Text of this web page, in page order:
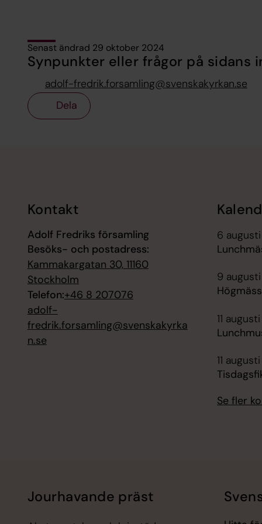
Senast ändrad 29 oktober 2024
Synpunkter eller frågor på sidans
adolf-fredrik.forsamling@svenskakyrkan.se
Dela
Kontakt
Adolf Fredriks församling
Besöks- och postadress:
Kammakargatan 30, 11160
Stockholm
Telefon:+46 8 207076
adolf-
fredrik.forsamling@svenskakyrka
n.se
6 augusti
9 augusti
11 augusti
11
Se fler
Jourhavande präst